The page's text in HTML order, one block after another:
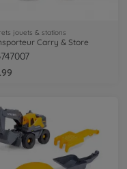
jouets & stations
Carry & Store